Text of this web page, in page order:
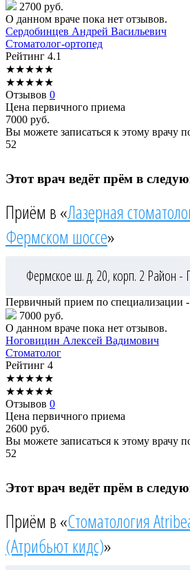
2700 руб.
О данном враче пока нет отзывов.
Сердобинцев Андрей Васильевич
Стоматолог-ортопед
Рейтинг 4.1
★★★★★
★★★★★
Отзывов 0
Цена первичного приема
7000 руб.
Вы можете записаться к этому врачу
52
Этот врач ведёт прём в
Приём в «Лазерная
Фермском шоссе»
Фермское ш. д. 20, корп. 2 Район -
Первичный прием по специализации -
7000 руб.
О данном враче пока нет отзывов.
Ноговицин Алексей Вадимович
Стоматолог
Рейтинг 4
★★★★★
★★★★★
Отзывов 0
Цена первичного приема
2600 руб.
Вы можете записаться к этому врачу
52
Этот врач ведёт прём в
Приём в «Стоматология
(Атрибьют кидс)»